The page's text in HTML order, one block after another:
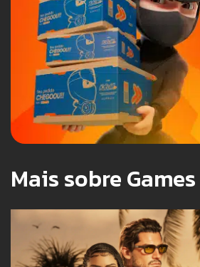
Mais sobre Games